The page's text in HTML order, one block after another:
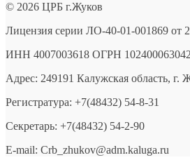
© 2026 ЦРБ г.Жуков
Лицензия серии ЛО-40-01-001869 от
ИНН 4007003618 ОГРН
Адрес: 249191 Калужская область, г.
Регистратура: +7(48432) 54-8-31
Секретарь: +7(48432) 54-2-90
E-mail: Crb_zhukov@adm.kaluga.ru